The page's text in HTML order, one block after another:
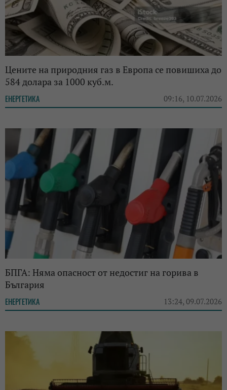
Цените на природния газ в Европа се повишиха до
584 долара за 1000 куб.м.
ЕНЕРГЕТИКА 09:16, 10.07.2026
БПГА: Няма опасност от недостиг на горива в
България
ЕНЕРГЕТИКА 13:24, 09.07.2026